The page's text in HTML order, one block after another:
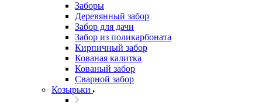
Заборы
Деревянный забор
Забор для дачи
Забор из поликарбоната
Кирпичный забор
Кованая калитка
Кованый забор
Сварной забор
Козырьки